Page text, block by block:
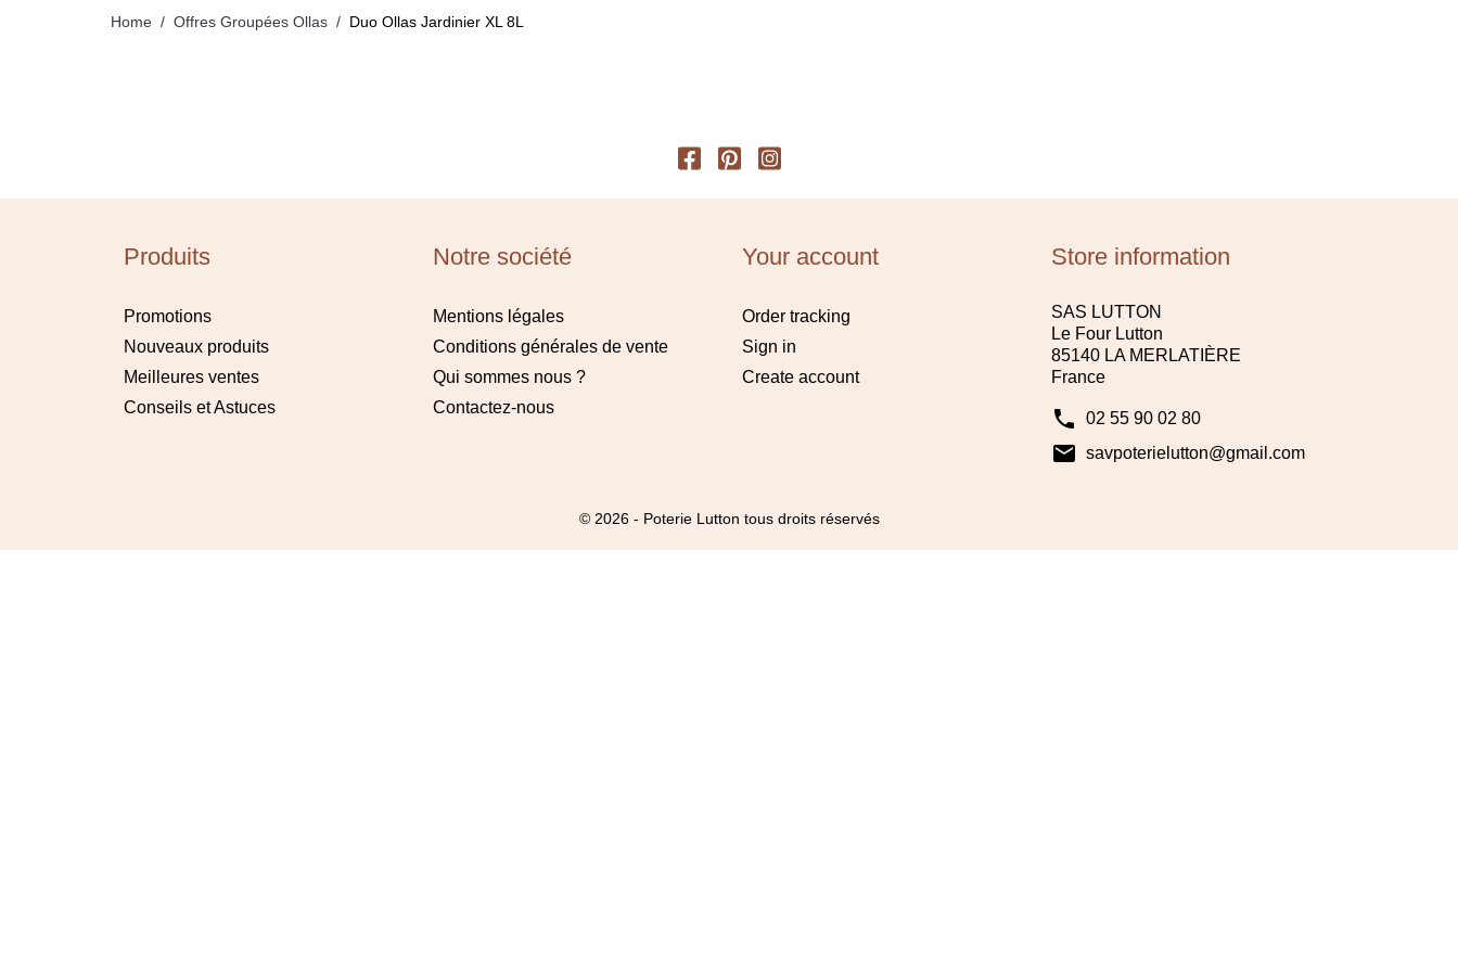
Home Offres Groupées Ollas Duo Ollas Jardinier XL 8L
Produits
Promotions
Nouveaux produits
Meilleures ventes
Conseils et Astuces
Notre société
Mentions légales
Conditions générales de vente
Qui sommes nous ?
Contactez-nous
Your account
Order tracking
Sign in
Create account
Store information
SAS LUTTON
Le Four Lutton
85140 LA MERLATIÈRE
France
phone 02 55 90 02 80
mail savpoterielutton@gmail.com
© 2026 - Poterie Lutton tous droits réservés